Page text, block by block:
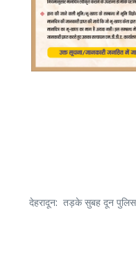
देहरादून: तड़के सुबह दून पुलिस